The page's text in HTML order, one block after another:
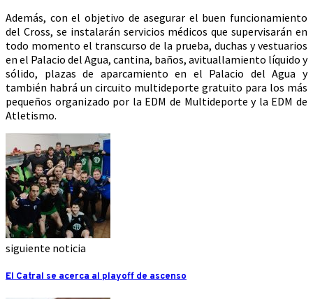
Además, con el objetivo de asegurar el buen funcionamiento
del Cross, se instalarán servicios médicos que supervisarán en
todo momento el transcurso de la prueba, duchas y vestuarios
en el Palacio del Agua, cantina, baños, avituallamiento líquido y
sólido, plazas de aparcamiento en el Palacio del Agua y
también habrá un circuito multideporte gratuito para los más
pequeños organizado por la EDM de Multideporte y la EDM de
Atletismo.
siguiente noticia
El Catral se acerca al playoff de ascenso